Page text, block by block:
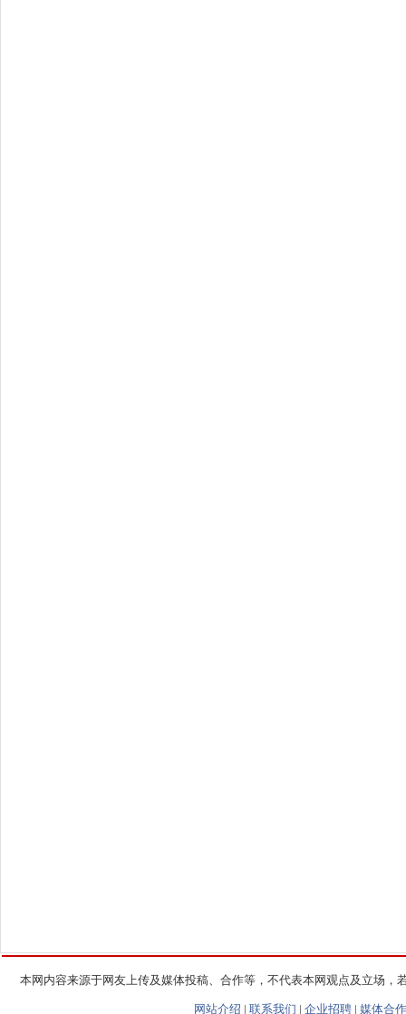
本网内容来源于网友上传及媒体投稿、合作等，不代表本网观点及立场
网站介绍 | 联系我们 | 企业招聘 | 媒体合作